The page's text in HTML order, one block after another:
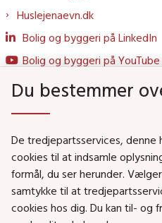
Huslejenaevn.dk
Bolig og byggeri på LinkedIn
Bolig og byggeri på YouTube
Social- og Boligministeriet
Job i Social- og Boligstyrelsen
Puljer og tilskud
Nyhedsbreve
Du bestemmer
De tredjepartsservices,
cookies til at indsamle
formål, du ser herunder.
samtykke til at
cookies hos dig. Du kan til- og